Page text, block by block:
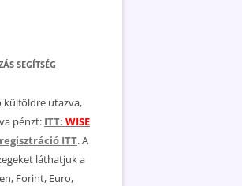
SEGÍTSÉG
külföldre utazva,
pénzt: ITT: WISE
ITT. A
láthatjuk a
Forint, Euro,